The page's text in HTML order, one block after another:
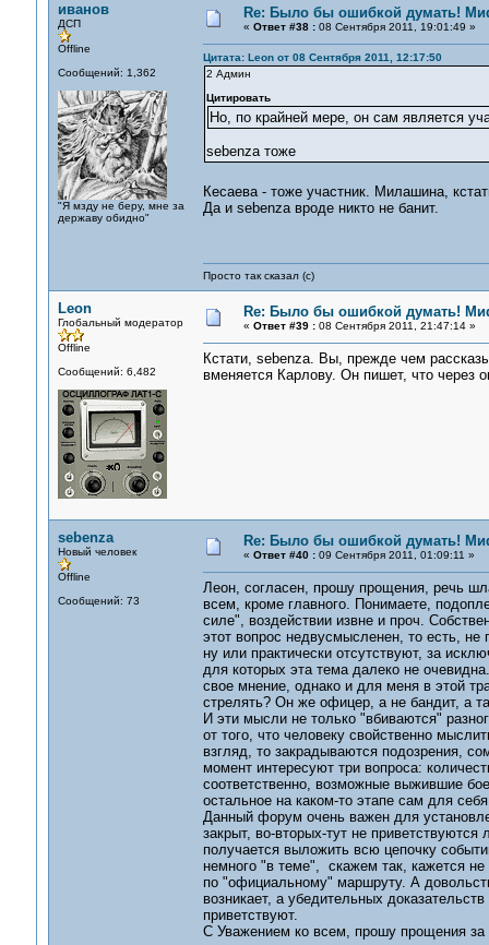
иванов
ДСП
Offline
Сообщений: 1,362
"Я мзду не беру, мне за
державу обидно"
Re: Было бы ошибкой думать!
« Ответ #38 :08 Сентября 2011, 19:01:49 »
Цитата: Leon от 08 Сентября 2011, 12:17:50
2 Админ
Цитировать
Но, по крайней мере, он сам является
sebenza тоже
Кесаева - тоже участник. Милашина,
Да и sebenza вроде никто не банит.
Просто так сказал (с)
Leon
Глобальный модератор
Offline
Сообщений: 6,482
Re: Было бы ошибкой думать!
« Ответ #39 :08 Сентября 2011, 21:47:14 »
Кстати, sebenza. Вы, прежде чем
вменяется Карлову. Он пишет, что через
sebenza
Новый человек
Offline
Сообщений: 73
Re: Было бы ошибкой думать!
« Ответ #40 :09 Сентября 2011, 01:09:11 »
Леон, согласен, прошу прощения, речь
всем, кроме главного. Понимаете,
силе", воздействии извне и проч.
этот вопрос недвусмысленен, то есть, не
ну или практически отсутствуют, за
для которых эта тема далеко не
свое мнение, однако и для меня в этой
стрелять? Он же офицер, а не бандит, а
И эти мысли не только "вбиваются"
от того, что человеку свойственно
взгляд, то закрадываются подозрения,
момент интересуют три вопроса:
соответственно, возможные выжившие
остальное на каком-то этапе сам для
Данный форум очень важен для
закрыт, во-вторых-тут не
получается выложить всю цепочку
немного "в теме", скажем так, кажется
по "официальному" маршруту. А
возникает, а убедительных
приветствуют.
С Уважением ко всем, прошу прощения за